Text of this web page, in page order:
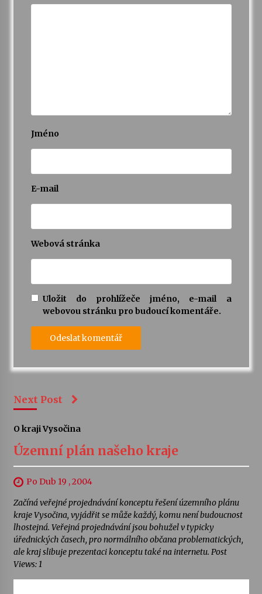
Jméno
E-mail
Webová stránka
Uložit do prohlížeče jméno, e-mail a
webovou stránku pro budoucí komentáře.
Next Post
O kraji Vysočina
Územní plán našeho kraje
Po Dub 19 , 2004
Začíná veřejné projednávání konceptu řešení územního plánu
kraje Vysočina, vyjádřit se může každý, komu není budoucnost
lhostejná. Veřejná projednávání jsou bohužel v typicky
úřednických časech, pro normálního občana problematických,
ale kraj slibuje prezentaci konceptu také na internetu. Post
Views: 1